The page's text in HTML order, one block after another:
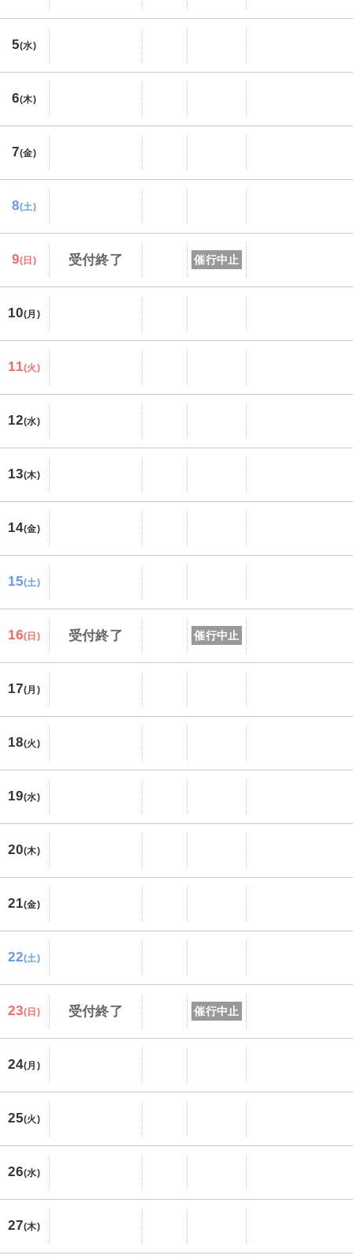
5(水)
6(木)
7(金)
8(土)
9(日) 受付終了 催行中止
10(月)
11(火)
12(水)
13(木)
14(金)
15(土)
16(日) 受付終了 催行中止
17(月)
18(火)
19(水)
20(木)
21(金)
22(土)
23(日) 受付終了 催行中止
24(月)
25(火)
26(水)
27(木)